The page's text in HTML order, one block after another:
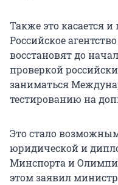
Также это касается
Российское
восстановят до
проверкой
заниматься
тестированию на
Это стало
юридической и
Минспорта и
этом заявил